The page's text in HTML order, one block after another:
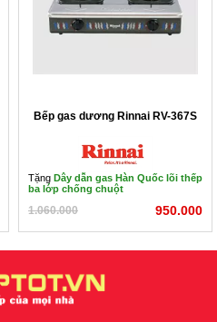
Bếp gas dương Rinnai RV-367S
Tặng Dây dẫn gas Hàn Quốc lõi thếp
ba lớp chống chuột
1.060.000 950.000